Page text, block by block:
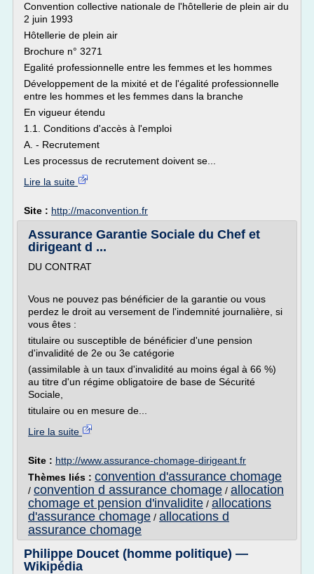
Convention collective nationale de l'hôtellerie de plein air du
2 juin 1993
Hôtellerie de plein air
Brochure n° 3271
Egalité professionnelle entre les femmes et les hommes
Développement de la mixité et de l'égalité professionnelle
entre les hommes et les femmes dans la branche
En vigueur étendu
1.1. Conditions d'accès à l'emploi
A. - Recrutement
Les processus de recrutement doivent se...
Lire la suite
Site : http://maconvention.fr
Assurance Garantie Sociale du Chef et
dirigeant d ...
DU CONTRAT
Vous ne pouvez pas bénéficier de la garantie ou vous
perdez le droit au versement de l'indemnité journalière, si
vous êtes :
titulaire ou susceptible de bénéficier d'une pension
d'invalidité de 2e ou 3e catégorie
(assimilable à un taux d'invalidité au moins égal à 66 %)
au titre d'un régime obligatoire de base de Sécurité
Sociale,
titulaire ou en mesure de...
Lire la suite
Site : http://www.assurance-chomage-dirigeant.fr
Thèmes liés : convention d'assurance chomage
/ convention d assurance chomage / allocation
chomage et pension d'invalidite / allocations
d'assurance chomage / allocations d
assurance chomage
Philippe Doucet (homme politique) —
Wikipédia